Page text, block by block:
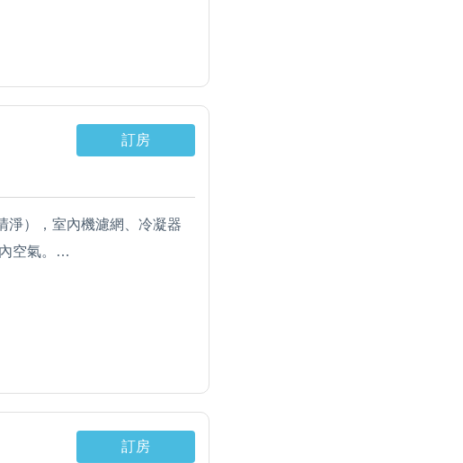
、冰溫熱飲水機。
採用輕柔舒適天絲棉被、獨
訂房
淨），室內機濾網、冷凝器
空氣。
靜音小冰箱、RO水溫熱開飲
、冰溫熱飲水機。
採用輕柔舒適天絲棉被、獨
訂房